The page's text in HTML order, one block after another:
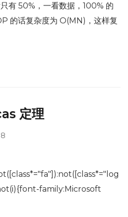
有 50%，一看数据，100% 的
的话复杂度为 O(MN)，这样复
定理
family:Microsoft